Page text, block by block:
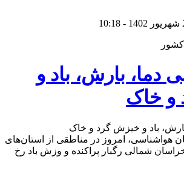
بارش، باد و
و خاک
هواشناسی، امروز در مناطقی از استان‌های
شمالی رگبار پراکنده و وزش باد رخ